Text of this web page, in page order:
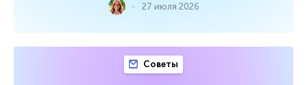
27 июля 2026
Советы